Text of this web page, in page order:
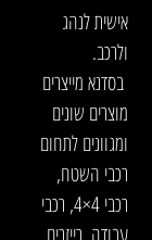
אישית לנהג
ולרכב.
בסדנא מייצרים
מוצרים שונים
ומגוונים לתחום
רכבי השטח,
רכבי 4×4, רכבי